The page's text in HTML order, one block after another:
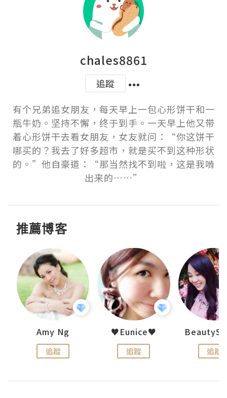
chales8861
追蹤
有个兄弟追女朋友，每天早上一包心形饼干和一
瓶牛奶。坚持不懈，终于到手。一天早上他又带
着心形饼干去看女朋友，女友就问：“你这饼干
哪买的？我去了好多超市，就是买不到这种形状
的。”他自豪道：“那当然找不到啦，这是我啃
出来的……”
推薦博客
Amy Ng
追蹤
♥Eunice♥
追蹤 追蹤